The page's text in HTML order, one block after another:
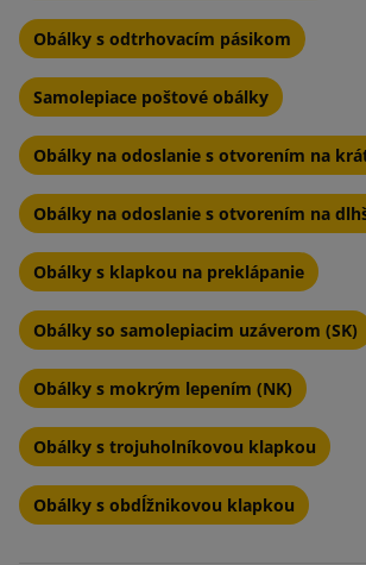
Obálky s odtrhovacím pásikom
Samolepiace poštové obálky
Obálky na odoslanie s otvorením na
Obálky na odoslanie s otvorením na
Obálky s klapkou na preklápanie
Obálky so samolepiacim uzáverom (SK)
Obálky s mokrým lepením (NK)
Obálky s trojuholníkovou klapkou
Obálky s obdĺžnikovou klapkou